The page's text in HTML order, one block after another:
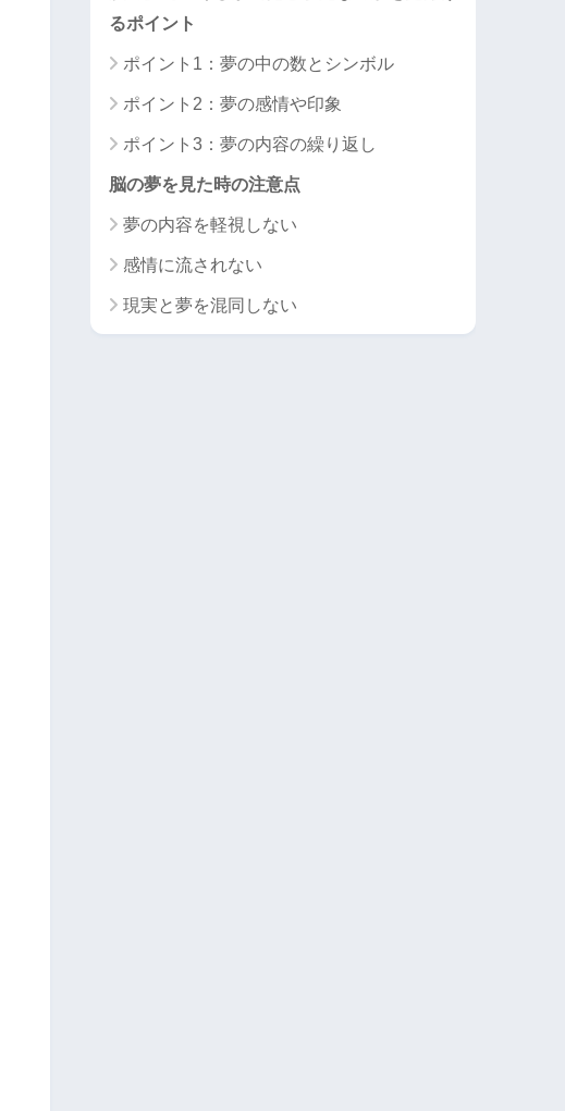
るポイント
ポイント1：夢の中の数とシンボル
ポイント2：夢の感情や印象
ポイント3：夢の内容の繰り返し
脳の夢を見た時の注意点
夢の内容を軽視しない
感情に流されない
現実と夢を混同しない